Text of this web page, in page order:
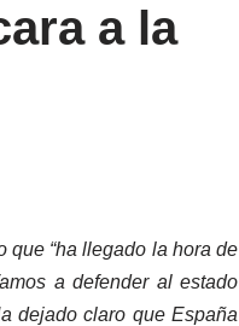
a la
que “ha llegado la hora de
a defender al estado
dejado claro que España